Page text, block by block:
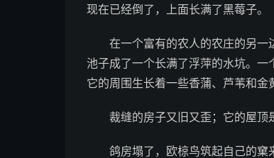
现在已经倒了，上面长满了黑莓子。
在一个富有的农人的农庄的另一
池子成了一个长满了浮萍的水坑。一
它的周围生长着一些香蒲、芦苇和金
裁缝的房子又旧又歪；它的屋顶
鸽房塌了，欧椋鸟筑起自己的窠